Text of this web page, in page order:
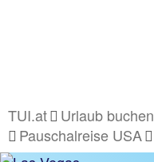
TUI.at Urlaub buchen
Pauschalreise USA